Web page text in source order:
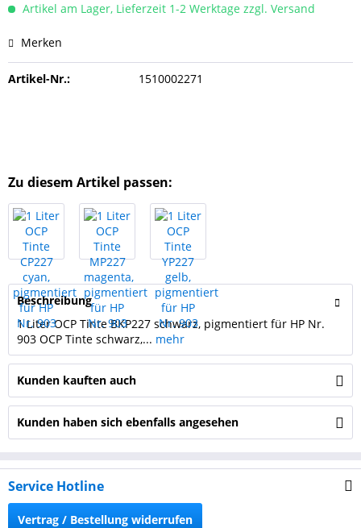
Artikel am Lager, Lieferzeit 1-2 Werktage zzgl. Versand
Merken
Artikel-Nr.: 1510002271
Zu diesem Artikel passen:
Beschreibung
1 Liter OCP Tinte BKP227 schwarz, pigmentiert für HP Nr.
903 OCP Tinte schwarz,... mehr
Kunden kauften auch
Kunden haben sich ebenfalls angesehen
Service Hotline
Vertrag / Bestellung widerrufen